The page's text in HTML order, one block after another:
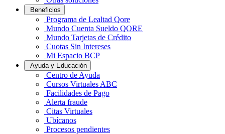
Beneficios
Programa de Lealtad Qore
Mundo Cuenta Sueldo QORE
Mundo Tarjetas de Crédito
Cuotas Sin Intereses
Mi Espacio BCP
Ayuda y Educación
Centro de Ayuda
Cursos Virtuales ABC
Facilidades de Pago
Alerta fraude
Citas Virtuales
Ubícanos
Procesos pendientes